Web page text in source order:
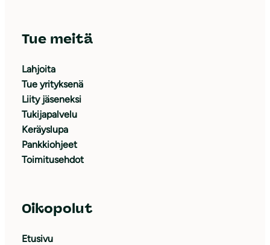
Tue meitä
Lahjoita
Tue yrityksenä
Liity jäseneksi
Tukijapalvelu
Keräyslupa
Pankkiohjeet
Toimitusehdot
Oikopolut
Etusivu